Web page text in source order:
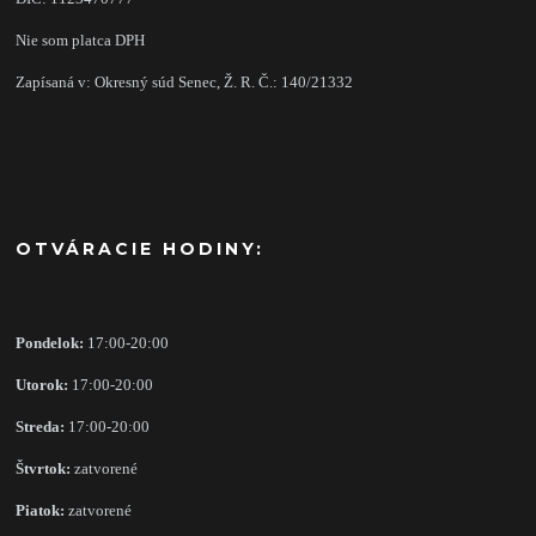
Nie som platca DPH
Zapísaná v: Okresný súd Senec, Ž. R. Č.: 140/21332
OTVÁRACIE HODINY:
Pondelok: 17:00-20:00
Utorok: 17:00-20:00
Streda: 17:00-20:00
Štvrtok: zatvorené
Piatok: zatvorené